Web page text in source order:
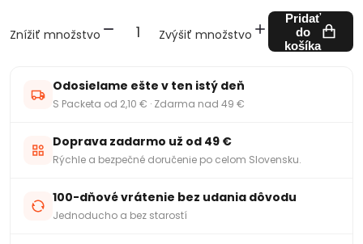
Znížiť množstvo Zvýšiť množstvo
Pridať
do
košíka
Odosielame ešte v ten istý deň
S Packeta od 2,10 € · Zdarma nad 49 €
Doprava zadarmo už od 49 €
Rýchle a bezpečné doručenie po celom Slovensku.
100-dňové vrátenie bez udania dôvodu
Jednoducho a bez starostí